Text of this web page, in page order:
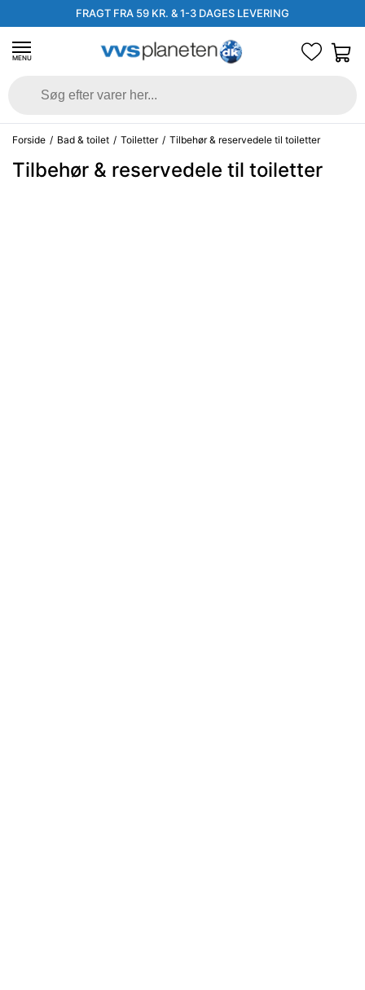
FRAGT FRA 59 KR. & 1-3 DAGES LEVERING
MENU
Forside / Bad & toilet / Toiletter / Tilbehør & reservedele til toiletter
Tilbehør & reservedele til toiletter